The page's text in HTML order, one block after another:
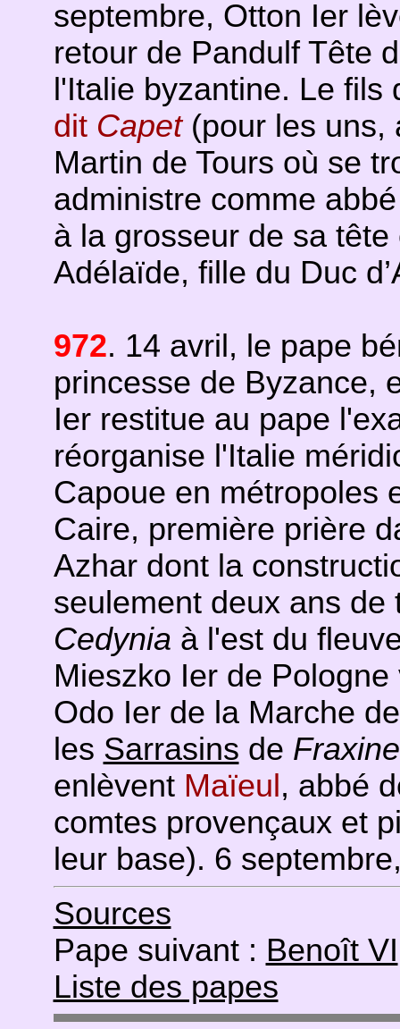
septembre, Otton Ier
retour de Pandulf Tête
l'Italie byzantine. Le
dit Capet (pour les uns,
Martin de Tours où se
administre comme
à la grosseur de sa
Adélaïde, fille du Duc
972. 14 avril, le pape
princesse de Byzance,
Ier restitue au pape
réorganise l'Italie
Capoue en métropoles
Caire, première prière
Azhar dont la
seulement deux ans
Cedynia à l'est du
Mieszko Ier de
Odo Ier de la Marche
les Sarrasins de
enlèvent Maïeul , abbé
comtes provençaux et
leur base). 6
Sources
Pape suivant : Benoît VI
Liste des papes